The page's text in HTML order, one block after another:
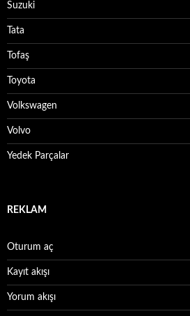
Suzuki
Tata
Tofaş
Toyota
Volkswagen
Volvo
Yedek Parçalar
REKLAM
Oturum aç
Kayıt akışı
Yorum akışı